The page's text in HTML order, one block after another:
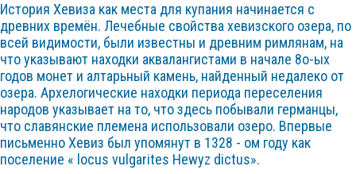
История Хевиза как места для купания начинается с
древних времён. Лечебные свойства хевизского озера, по
всей видимости, были известны и древним римлянам, на
что указывают находки аквалангистами в начале 8о-ых
годов монет и алтарьный камень, найденный недалеко от
озера. Архелогические находки периода переселения
народов указывает на то, что здесь побывали германцы,
что славянские племена использовали озеро. Впервые
письменно Хевиз был упомянут в 1328 - ом году как
поселение « locus vulgarites Hewyz dictus».